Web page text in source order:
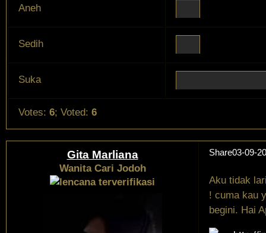
Aneh
Sedih
Suka
Votes: 6; Voted: 6
Share03-09-
Gita Marliana
Wanita Cari Jodoh
Aku tidak
! cuma kau
begini. Hai